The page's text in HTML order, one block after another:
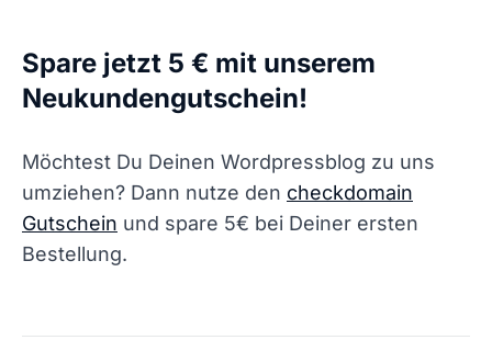
Spare jetzt 5 € mit unserem
Neukundengutschein!
Möchtest Du Deinen Wordpressblog zu uns
umziehen? Dann nutze den checkdomain
Gutschein und spare 5€ bei Deiner ersten
Bestellung.